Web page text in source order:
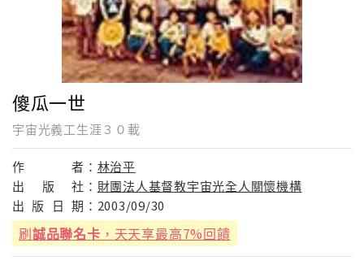
傻瓜一世
宇宙光義工生涯３０載
作 者： 林治平
出
版 社： 財團法人基督教宇宙光全人關懷機構
出 版 日 期： 2003/09/30
刷誠品聯名卡 ，天天享最高7%回饋